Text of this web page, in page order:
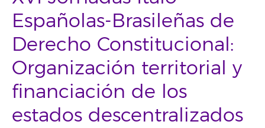
Españolas-Brasileñas de
Derecho Constitucional:
Organización territorial y
financiación de los
estados descentralizados